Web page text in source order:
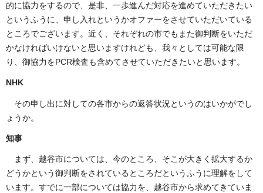
的に協力をするので、是非、一歩進んだ対応を進めていただきたい
というふうに、申し入れというかオファーをさせていただいている
ところでございます。近く、それぞれの市でもまた御判断をいただ
かなければいけないと思いますけれども、我々としては可能な限
り、御協力をPCR検査も含めてさせていただきたいと思います。
NHK
その申し出に対しての各市からの返答状況というのはいかがでし
ょうか。
知事
まず、越谷市については、今のところ、そこが大きく拡大するか
どうかという御判断をされているところだというふうに理解をして
います。すでに一部については協力を、越谷市から求めてきていま